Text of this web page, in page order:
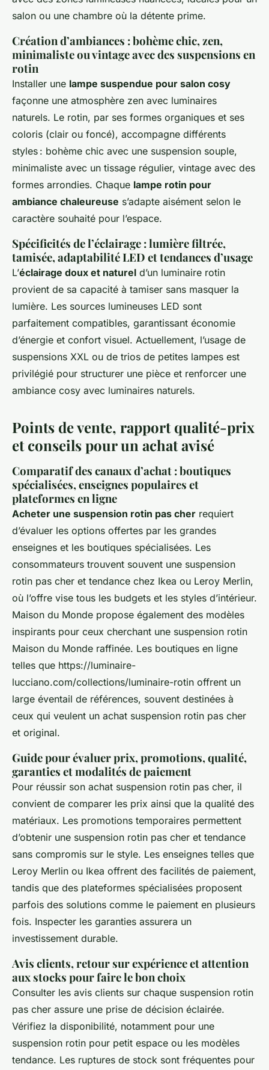
salon ou une chambre où la détente prime.
Création d’ambiances : bohème chic, zen,
minimaliste ou vintage avec des suspensions en
rotin
Installer une lampe suspendue pour salon cosy
façonne une atmosphère zen avec luminaires
naturels. Le rotin, par ses formes organiques et ses
coloris (clair ou foncé), accompagne différents
styles : bohème chic avec une suspension souple,
minimaliste avec un tissage régulier, vintage avec des
formes arrondies. Chaque lampe rotin pour
ambiance chaleureuse s’adapte aisément selon le
caractère souhaité pour l’espace.
Spécificités de l’éclairage : lumière filtrée,
tamisée, adaptabilité LED et tendances d’usage
L’éclairage doux et naturel d’un luminaire rotin
provient de sa capacité à tamiser sans masquer la
lumière. Les sources lumineuses LED sont
parfaitement compatibles, garantissant économie
d’énergie et confort visuel. Actuellement, l’usage de
suspensions XXL ou de trios de petites lampes est
privilégié pour structurer une pièce et renforcer une
ambiance cosy avec luminaires naturels.
Points de vente, rapport qualité-prix
et conseils pour un achat avisé
Comparatif des canaux d’achat : boutiques
spécialisées, enseignes populaires et
plateformes en ligne
Acheter une suspension rotin pas cher requiert
d’évaluer les options offertes par les grandes
enseignes et les boutiques spécialisées. Les
consommateurs trouvent souvent une suspension
rotin pas cher et tendance chez Ikea ou Leroy Merlin,
où l’offre vise tous les budgets et les styles d’intérieur.
Maison du Monde propose également des modèles
inspirants pour ceux cherchant une suspension rotin
Maison du Monde raffinée. Les boutiques en ligne
telles que https://luminaire-
lucciano.com/collections/luminaire-rotin offrent un
large éventail de références, souvent destinées à
ceux qui veulent un achat suspension rotin pas cher
et original.
Guide pour évaluer prix, promotions, qualité,
garanties et modalités de paiement
Pour réussir son achat suspension rotin pas cher, il
convient de comparer les prix ainsi que la qualité des
matériaux. Les promotions temporaires permettent
d’obtenir une suspension rotin pas cher et tendance
sans compromis sur le style. Les enseignes telles que
Leroy Merlin ou Ikea offrent des facilités de paiement,
tandis que des plateformes spécialisées proposent
parfois des solutions comme le paiement en plusieurs
fois. Inspecter les garanties assurera un
investissement durable.
Avis clients, retour sur expérience et attention
aux stocks pour faire le bon choix
Consulter les avis clients sur chaque suspension rotin
pas cher assure une prise de décision éclairée.
Vérifiez la disponibilité, notamment pour une
suspension rotin pour petit espace ou les modèles
tendance. Les ruptures de stock sont fréquentes pour